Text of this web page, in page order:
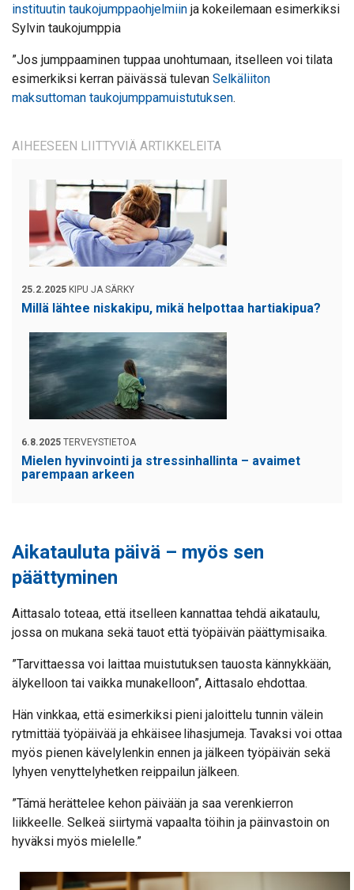
instituutin taukojumppaohjelmiin ja kokeilemaan esimerkiksi
Sylvin taukojumppia
”Jos jumppaaminen tuppaa unohtumaan, itselleen voi tilata
esimerkiksi kerran päivässä tulevan Selkäliiton
maksuttoman taukojumppamuistutuksen.
AIHEESEEN LIITTYVIÄ ARTIKKELEITA
25.2.2025 KIPU JA SÄRKY
Millä lähtee niskakipu, mikä helpottaa hartiakipua?
6.8.2025 TERVEYSTIETOA
Mielen hyvinvointi ja stressinhallinta – avaimet
parempaan arkeen
Aikatauluta päivä – myös sen
päättyminen
Aittasalo toteaa, että itselleen kannattaa tehdä aikataulu,
jossa on mukana sekä tauot että työpäivän päättymisaika.
”Tarvittaessa voi laittaa muistutuksen tauosta kännykkään,
älykelloon tai vaikka munakelloon”, Aittasalo ehdottaa.
Hän vinkkaa, että esimerkiksi pieni jaloittelu tunnin välein
rytmittää työpäivää ja ehkäisee lihasjumeja. Tavaksi voi ottaa
myös pienen kävelylenkin ennen ja jälkeen työpäivän sekä
lyhyen venyttelyhetken reippailun jälkeen.
”Tämä herättelee kehon päivään ja saa verenkierron
liikkeelle. Selkeä siirtymä vapaalta töihin ja päinvastoin on
hyväksi myös mielelle.”